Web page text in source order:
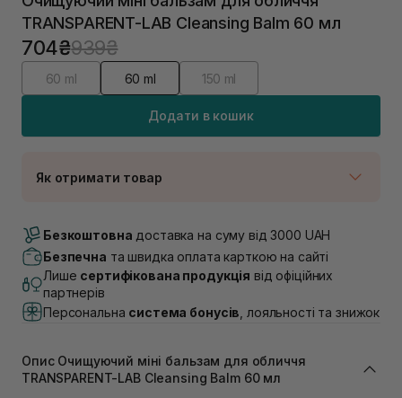
TRANSPARENT-LAB Cleansing Balm 60 мл
704₴939₴
60 ml 60 ml 150 ml
Додати в кошик
Як отримати товар
В наявності
Самовивіз м. Луцьк, вул. Винниченка 4
Немає в наявності!
Самовивіз м. Львів, вул. Академіка Підстригача, 1В
(Duck’s Lake)
Немає в наявності!
Немає в наявності!
Самовивіз м. Львів, вул. Степана Бандери 45
Безкоштовна доставка на суму від 3000 UAH
Безпечна та швидка оплата карткою на сайті
Лише сертифікована продукція від офіційних
партнерів
Персональна система бонусів , лояльності та знижок
Опис Очищуючий міні бальзам для обличчя
TRANSPARENT-LAB Cleansing Balm 60 мл